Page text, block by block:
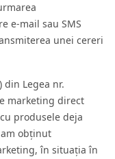
e-mail sau SMS
unei cereri
Legea nr.
marketing direct
produsele deja
obținut
în situația în